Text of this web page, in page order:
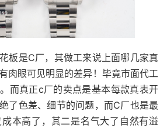
板是C厂，其做工来说上面哪几家真
肉眼可见明显的差异！毕竟市面代工
而真正c厂的卖点是基本每款真表开
了色差、细节的问题，而C厂也是最
本高了，其二是名气大了自然有溢